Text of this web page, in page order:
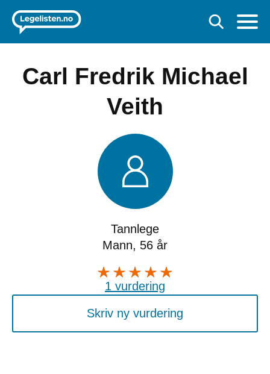
Carl Fredrik Michael
Veith
Tannlege
Mann, 56 år
1 vurdering
Skriv ny vurdering